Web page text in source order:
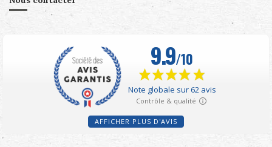
AFFICHER PLUS D'AVIS